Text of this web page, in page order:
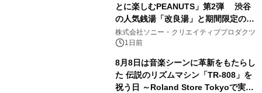
とに楽しむPEANUTS」第2弾 渋谷
の人気銭湯「改良湯」と期間限定のコ
ラボレーション サウナイキタイコラ
ボグッズも発売決定！
株式会社ソニー・クリエイティブプロダクツ
1日前
8月8日は音楽シーンに革新をもたらし
た 伝説のリズムマシン「TR-808」を
祝う日 ～Roland Store Tokyoで実機